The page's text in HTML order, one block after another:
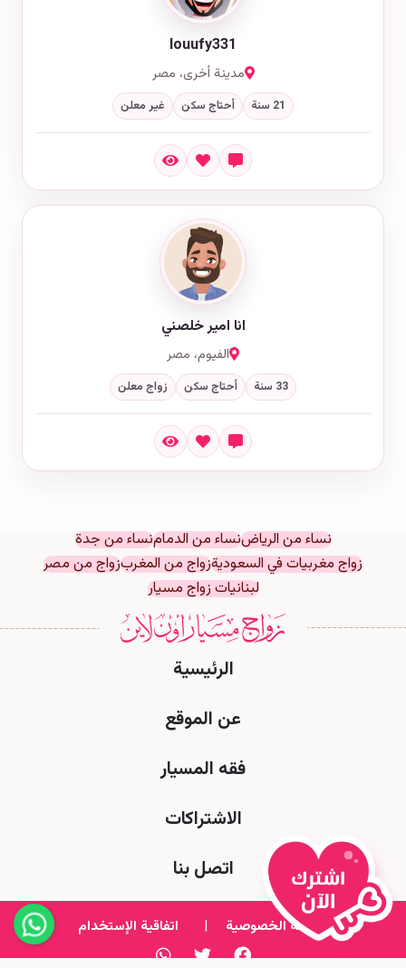
louufy331
مدينة أخرى، مصر
21 سنة أحتاج سكن غير معلن
انا امير خلصني
الفيوم، مصر
33 سنة أحتاج سكن زواج معلن
نساء من الرياضنساء من الدمامنساء من جدة
زواج مغربيات في السعوديةزواج من المغربزواج من مصر
لبنانيات زواج مسيار
الرئيسية
عن الموقع
فقه المسيار
الاشتراكات
اتصل بنا
سياسة الخصوصية | اتفاقية الإستخدام